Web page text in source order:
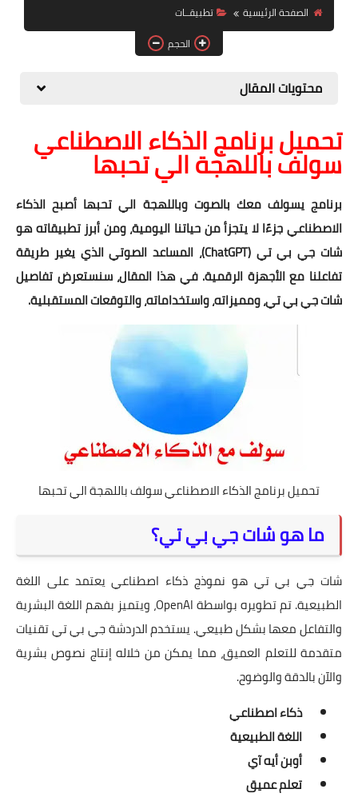
الصحة والجمال
موشن جرافيك
الصفحة الرئيسية
تطبيقــات
الحجم
محتويات المقال
تحميل برنامج الذكاء الاصطناعي
سولف باللهجة الي تحبها
برنامج يسولف معك بالصوت وباللهجة الي تحبها أصبح الذكاء
الاصطناعي جزءًا لا يتجزأ من حياتنا اليومية، ومن أبرز تطبيقاته هو
شات جي بي تي (ChatGPT)، المساعد الصوتي الذي يغير طريقة
تفاعلنا مع الأجهزة الرقمية. في هذا المقال، سنستعرض تفاصيل
شات جي بي تي، ومميزاته، واستخداماته، والتوقعات المستقبلية.
تحميل برنامج الذكاء الاصطناعي سولف باللهجة الي تحبها
ما هو شات جي بي تي؟
شات جي بي تي هو نموذج ذكاء اصطناعي يعتمد على اللغة
الطبيعية. تم تطويره بواسطة OpenAI، ويتميز بفهم اللغة البشرية
والتفاعل معها بشكل طبيعي. يستخدم الدردشة جي بي تي تقنيات
متقدمة للتعلم العميق، مما يمكن من خلاله إنتاج نصوص بشرية
والآن بالدقة والوضوح.
ذكاء اصطناعي
اللغة الطبيعية
أوبن أيه آي
تعلم عميق